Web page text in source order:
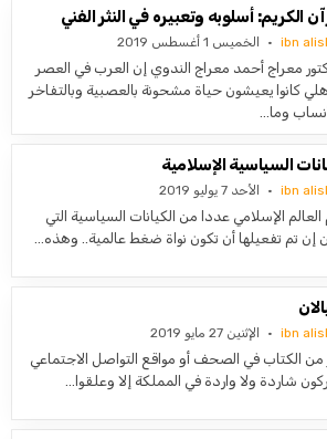
الكريم: أسلوبه وتعبيره في النثر الفني
ibn الخميس 1 أغسطس 2019
معراج أحمد معراج الندوي إن العرب في العصر
كانوا يعيشون حياة مشحونة بالعصبية وبالتفاخر
وما…
السياسية الإسلامية
ibn الأحد 7 يوليو 2019
الإسلامي عددا من الكيانات السياسية التي
إن تم تفعيلها أن تكون نواة ضغط عالمية.. وهذه…
ibn الإثنين 27 مايو 2019
من الكتاب في الصحف أو مواقع التواصل الاجتماعي
شاردة ولا واردة في المملكة إلا وعلقوا…